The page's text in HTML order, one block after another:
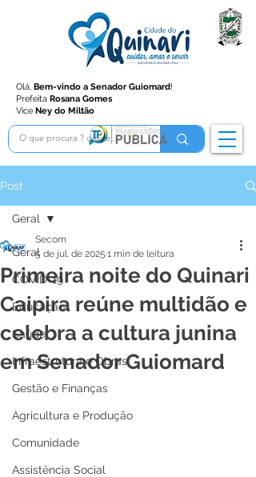
Olá, Bem-vindo a Senador Guiomard!
Prefeita Rosana Gomes
Vice Ney do Miltão
Post
Geral
COVID-19
Educação
Saúde
Infraestrutura e Obras
Gestão e Finanças
Agricultura e Produção
Comunidade
Assistência Social
Geral
Primeira noite do Quinari
Caipira reúne multidão e
celebra a cultura junina
em Senador Guiomard
Secom
5 de jul. de 2025 1 min de leitura